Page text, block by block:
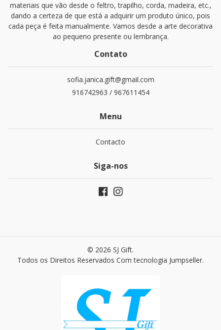
materiais que vão desde o feltro, trapilho, corda, madeira, etc.,
dando a certeza de que está a adquirir um produto único, pois
cada peça é feita manualmente. Vamos desde a arte decorativa
ao pequeno presente ou lembrança.
Contato
sofia.janica.gift@gmail.com
916742963 / 967611454
Menu
Contacto
Siga-nos
© 2026 SJ Gift.
Todos os Direitos Reservados Com tecnologia Jumpseller.